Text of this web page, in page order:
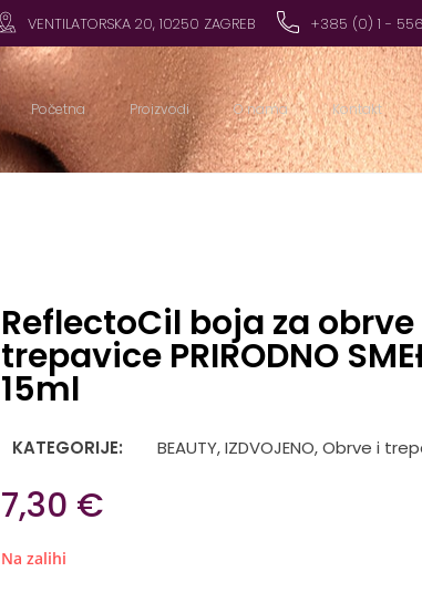
VENTILATORSKA 20, 10250 ZAGREB +385 (0) 1 -
Početna Proizvodi O nama Kontakt
ReflectoCil boja za obrve
trepavice PRIRODNO
15ml
KATEGORIJE: BEAUTY,IZDVOJENO,Obrve i
7,30 €
Na zalihi